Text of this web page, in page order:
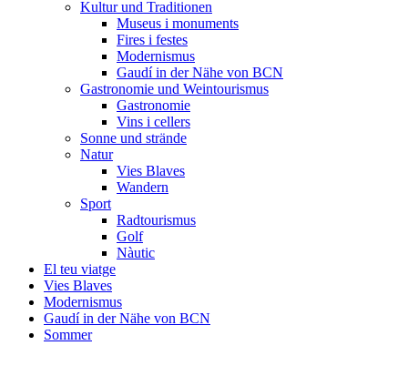
Kultur und Traditionen
Museus i monuments
Fires i festes
Modernismus
Gaudí in der Nähe von BCN
Gastronomie und Weintourismus
Gastronomie
Vins i cellers
Sonne und strände
Natur
Vies Blaves
Wandern
Sport
Radtourismus
Golf
Nàutic
El teu viatge
Vies Blaves
Modernismus
Gaudí in der Nähe von BCN
Sommer